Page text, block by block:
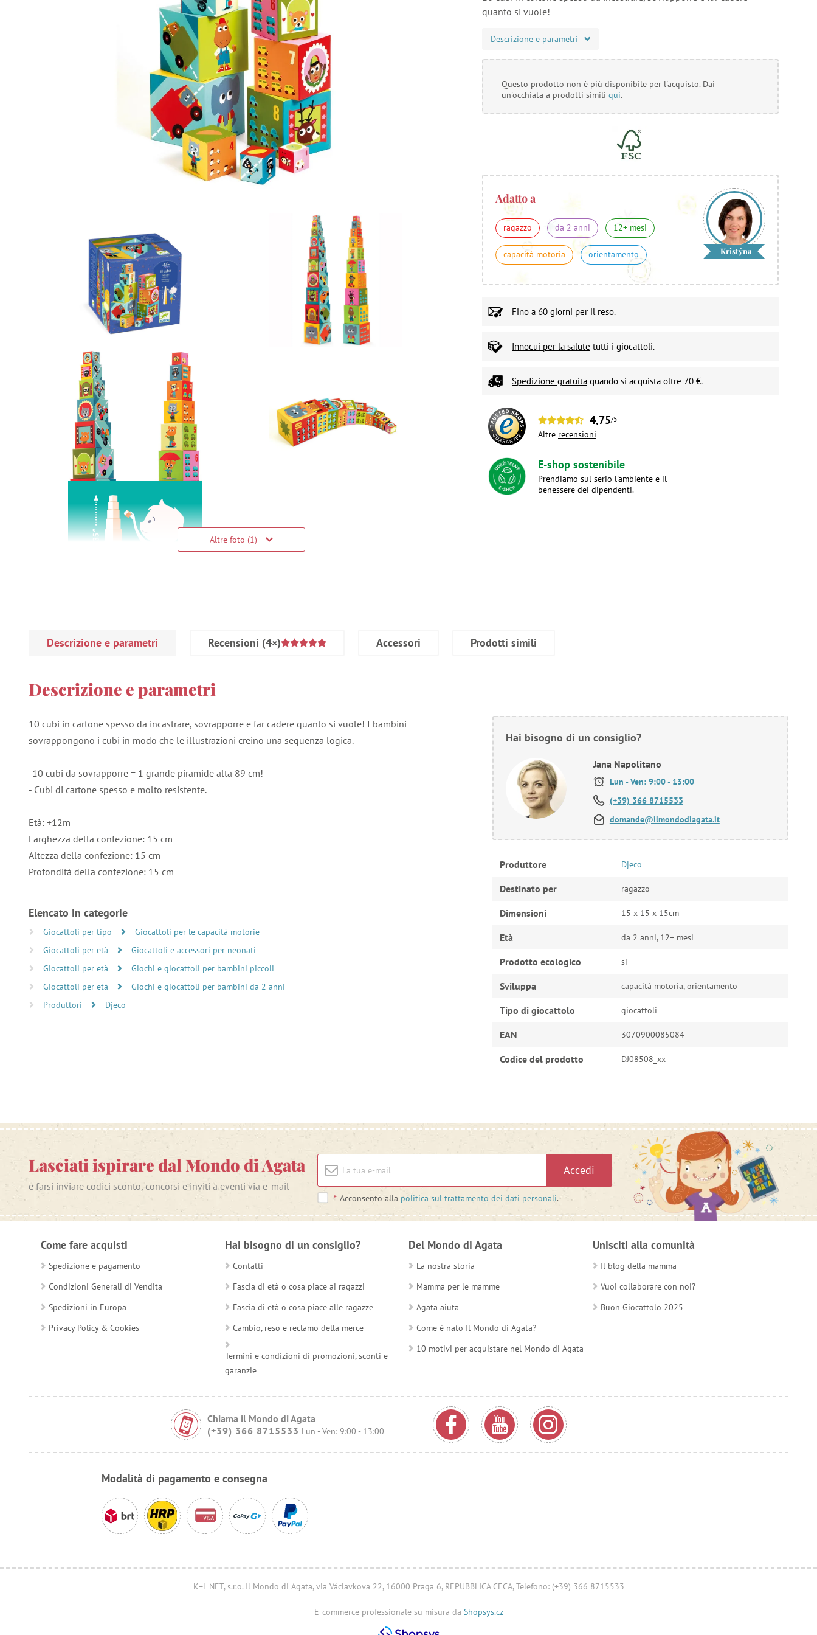
Altre foto (1)
quanto si vuole!
Descrizione e parametri
Questo prodotto non è più disponibile per l'acquisto. Dai
un'occhiata a prodotti simili qui.
Adatto a
ragazzo da 2 anni 12+ mesi
capacità motoria orientamento Kristýna
Fino a 60 giorni per il reso.
Innocui per la salute tutti i giocattoli.
Spedizione gratuita quando si acquista oltre 70 €.
4,75/5
Altre recensioni
E-shop sostenibile
Prendiamo sul serio l'ambiente e il
benessere dei dipendenti.
Descrizione e parametri Recensioni (4×) Accessori Prodotti simili
Descrizione e parametri
10 cubi in cartone spesso da incastrare, sovrapporre e far cadere quanto si vuole! I bambini
sovrappongono i cubi in modo che le illustrazioni creino una sequenza logica.
-10 cubi da sovrapporre = 1 grande piramide alta 89 cm!
- Cubi di cartone spesso e molto resistente.
Età: +12m
Larghezza della confezione: 15 cm
Altezza della confezione: 15 cm
Profondità della confezione: 15 cm
Elencato in categorie
Giocattoli per tipo
Giocattoli per le capacità motorie
Giocattoli per età
Giocattoli e accessori per neonati
Giocattoli per età
Giochi e giocattoli per bambini piccoli
Giocattoli per età
Giochi e giocattoli per bambini da 2 anni
Produttori
Djeco
Hai bisogno di un consiglio?
Jana Napolitano
Lun - Ven: 9:00 - 13:00
(+39) 366 8715533
domande@ilmondodiagata.it
Produttore Djeco
Destinato per ragazzo
Dimensioni 15 x 15 x 15cm
Età da 2 anni, 12+ mesi
Prodotto ecologico si
Sviluppa capacità motoria, orientamento
Tipo di giocattolo giocattoli
EAN 3070900085084
Codice del prodotto DJ08508_xx
Lasciati ispirare dal Mondo di Agata
e farsi inviare codici sconto, concorsi e inviti a eventi via e-mail
Accedi
* Acconsento alla politica sul trattamento dei dati personali.
Come fare acquisti
Spedizione e pagamento
Condizioni Generali di Vendita
Spedizioni in Europa
Privacy Policy & Cookies
Hai bisogno di un consiglio?
Contatti
Fascia di età o cosa piace ai ragazzi
Fascia di età o cosa piace alle ragazze
Cambio, reso e reclamo della merce
Termini e condizioni di promozioni, sconti e
garanzie
Del Mondo di Agata
La nostra storia
Mamma per le mamme
Agata aiuta
Come è nato Il Mondo di Agata?
10 motivi per acquistare nel Mondo di Agata
Unisciti alla comunità
Il blog della mamma
Vuoi collaborare con noi?
Buon Giocattolo 2025
Chiama il Mondo di Agata
(+39) 366 8715533 Lun - Ven: 9:00 - 13:00
Modalità di pagamento e consegna
K+L NET, s.r.o. Il Mondo di Agata, via Václavkova 22, 16000 Praga 6, REPUBBLICA CECA, Telefono: (+39) 366 8715533
E-commerce professionale su misura da Shopsys.cz